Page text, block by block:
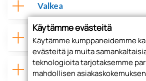
Valkea
AVENTOS HK-S-
AVENTOS-
Käytämme evästeitä
Käytämme kumppaneidemme
evästeitä ja muita
teknologioita tarjotaksemme
mahdollisen